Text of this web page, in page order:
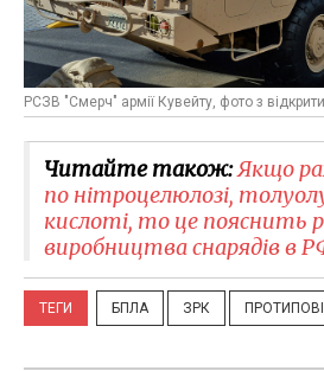
РСЗВ "Смерч" армії Кувейту, фото з
Читайте також:Якщо
по нітроцелюлозі,
кислоті, то це пояснить
виробництва снарядів в
ТЕГИ БПЛА ЗРК